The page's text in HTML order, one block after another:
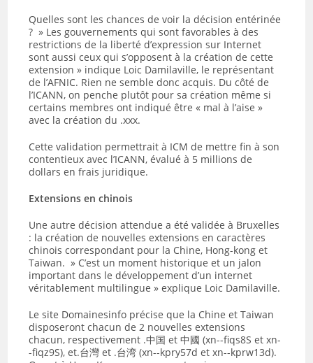
Quelles sont les chances de voir la décision entérinée
? » Les gouvernements qui sont favorables à des
restrictions de la liberté d’expression sur Internet
sont aussi ceux qui s’opposent à la création de cette
extension » indique Loic Damilaville, le représentant
de l’AFNIC. Rien ne semble donc acquis. Du côté de
l’ICANN, on penche plutôt pour sa création même si
certains membres ont indiqué être « mal à l’aise »
avec la création du .xxx.
Cette validation permettrait à ICM de mettre fin à son
contentieux avec l’ICANN, évalué à 5 millions de
dollars en frais juridique.
Extensions en chinois
Une autre décision attendue a été validée à Bruxelles
: la création de nouvelles extensions en caractères
chinois correspondant pour la Chine, Hong-kong et
Taiwan. » C’est un moment historique et un jalon
important dans le développement d’un internet
véritablement multilingue » explique Loic Damilaville.
Le site Domainesinfo précise que la Chine et Taiwan
disposeront chacun de 2 nouvelles extensions
chacun, respectivement .中国 et 中國 (xn--fiqs8S et xn-
-fiqz9S), et.台灣 et .台湾 (xn--kpry57d et xn--kprw13d).